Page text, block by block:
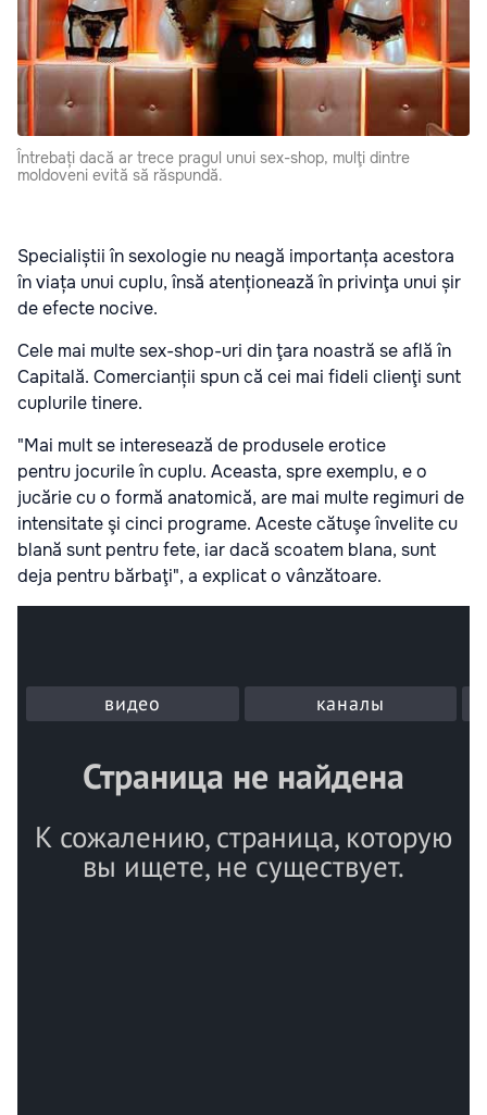
Întrebați dacă ar trece pragul unui sex-shop, mulţi dintre
moldoveni evită să răspundă.
Specialiștii în sexologie nu neagă importanța acestora
în viața unui cuplu, însă atenționează în privinţa unui șir
de efecte nocive.
Cele mai multe sex-shop-uri din ţara noastră se află în
Capitală. Comercianții spun că cei mai fideli clienţi sunt
cuplurile tinere.
"Mai mult se interesează de produsele erotice
pentru jocurile în cuplu. Aceasta, spre exemplu, e o
jucărie cu o formă anatomică, are mai multe regimuri de
intensitate şi cinci programe. Aceste cătuşe învelite cu
blană sunt pentru fete, iar dacă scoatem blana, sunt
deja pentru bărbaţi", a explicat o vânzătoare.